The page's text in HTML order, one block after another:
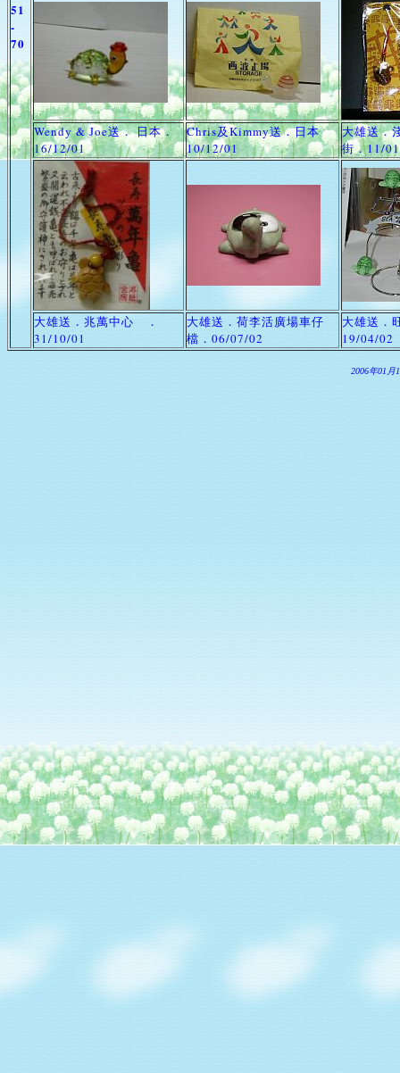
51
-
70
Wendy & Joe送． 日本．
16/12/01
Chris及Kimmy送．日本
10/12/01
大雄送．
街．11/01
大雄送．兆萬中心 ．
31/10/01
大雄送．荷李活廣場車仔
檔．06/07/02
大雄送．
19/04/02
2006年01月